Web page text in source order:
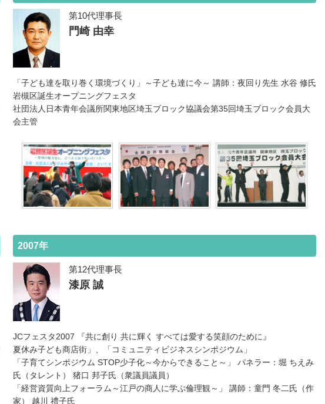
第10代理事長
門崎 由幸
「子ども達を取り巻く環境づくり」～子ども達に今～ 講師：夜回り先生 水谷 修氏
岩槻区誕生オープニングフェスタ
社団法人日本青年会議所関東地区埼玉ブロック協議会第35回埼玉ブロック会員大
会主管
2007年
第12代理事長
漆原 誠
JCフェスタ2007 『共に創り 共に輝く すべては愛する笑顔のために』
夏休み子ども商店街」、「コミュニティビジネスシンポジウム」
「子育てシンポジウム STOP少子化～今からできること～」 パネラー：堀 ちえみ
氏（タレント） 猪口 邦子氏（衆議員議員）
「経営資質向上フォーラム～江戸の商人に学ぶ倫理観～」 講師：童門 冬二氏（作
家） 越川 禮子氏